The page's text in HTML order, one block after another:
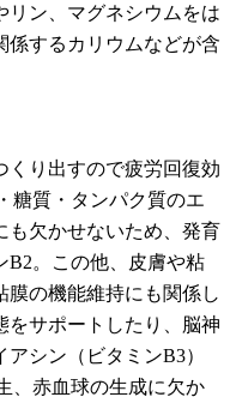
リン、マグネシウムをは
係するカリウムなどが含
くり出すので疲労回復効
糖質・タンパク質のエ
も欠かせないため、発育
B2。この他、皮膚や粘
膜の機能維持にも関係し
をサポートしたり、脳神
シン（ビタミンB3）
、赤血球の生成に欠か